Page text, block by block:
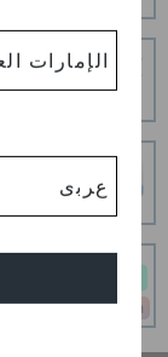
إرجاع
هل غيرت
عمليات
عمليات دفع آمنة 100% باستخدام اتصال SSL المشفر
و